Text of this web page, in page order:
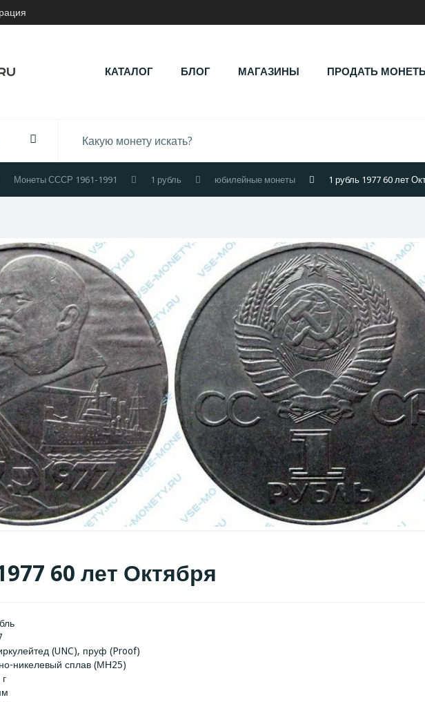
КАТАЛОГ БЛОГ МАГАЗИНЫ ПРОДАТЬ
Монеты СССР 1961-1991 1 рубль юбилейные монеты 1 рубль 1977 60 лет
60 лет Октября
(UNC), пруф (Proof)
никелевый сплав (МН25)